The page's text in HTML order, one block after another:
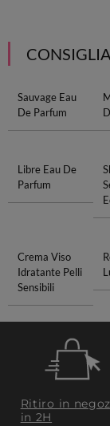
Sauvage Eau
De Parfum
Libre Eau De
Parfum
Crema Viso
Idratante Pelli
Sensibili
Ritiro in
in 2H